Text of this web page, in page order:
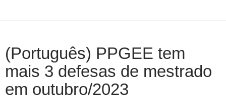
(Português) PPGEE tem
mais 3 defesas de mestrado
em outubro/2023